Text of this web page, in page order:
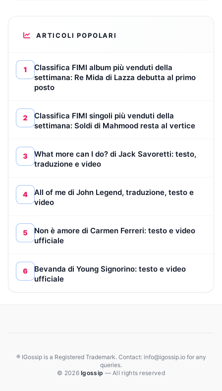
ARTICOLI POPOLARI
1
Classifica FIMI album più venduti della
settimana: Re Mida di Lazza debutta al primo
posto
2
Classifica FIMI singoli più venduti della
settimana: Soldi di Mahmood resta al vertice
3
What more can I do? di Jack Savoretti: testo,
traduzione e video
4
All of me di John Legend, traduzione, testo e
video
5
Non è amore di Carmen Ferreri: testo e video
ufficiale
6
Bevanda di Young Signorino: testo e video
ufficiale
® IGossip is a Registered Trademark. Contact: info@igossip.io for any
queries.
© 2026Igossip — All rights reserved